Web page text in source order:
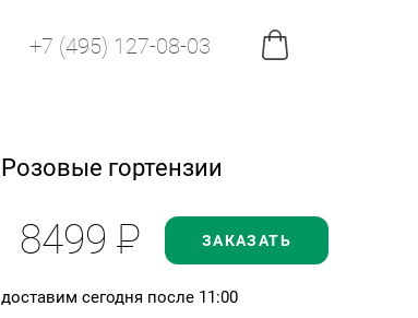
+7 (495) 127-08-03
Розовые гортензии
8499Р ЗАКАЗАТЬ
доставим сегодня после 11:00